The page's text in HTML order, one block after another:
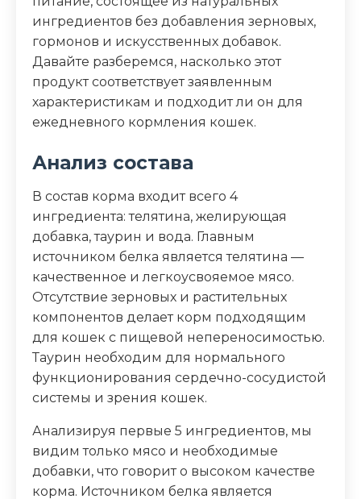
продукта: общий фосфор - не более 0,4 г;
Дополнительные ингредиенты
таурин
Жир (%)
Зола (%) 2
Влага (%) 82
Калорийность (ккал/100г) 116
ингредиентов без добавления зерновых,
гормонов и искусственных добавок.
Давайте разберемся, насколько этот
продукт соответствует заявленным
характеристикам и подходит ли он для
ежедневного кормления кошек.
Анализ состава
В состав корма входит всего 4
ингредиента: телятина, желирующая
добавка, таурин и вода. Главным
источником белка является телятина —
качественное и легкоусвояемое мясо.
Отсутствие зерновых и растительных
компонентов делает корм подходящим
для кошек с пищевой непереносимостью.
Таурин необходим для нормального
функционирования сердечно-сосудистой
системы и зрения кошек.
Анализируя первые 5 ингредиентов, мы
видим только мясо и необходимые
добавки, что говорит о высоком качестве
корма. Источником белка является